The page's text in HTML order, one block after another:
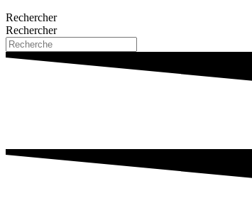
Rechercher
Rechercher